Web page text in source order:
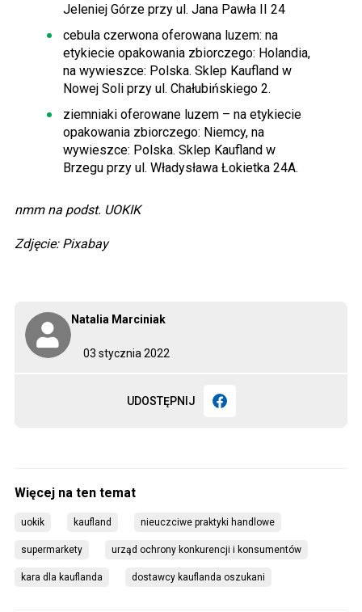
03 stycznia 2022
Natalia Marciniak
UDOSTĘPNIJ
Jeleniej Górze przy ul. Jana Pawła II 24
cebula czerwona oferowana luzem: na
etykiecie opakowania zbiorczego: Holandia,
na wywieszce: Polska. Sklep Kaufland w
Nowej Soli przy ul. Chałubińskiego 2.
ziemniaki oferowane luzem – na etykiecie
opakowania zbiorczego: Niemcy, na
wywieszce: Polska. Sklep Kaufland w
Brzegu przy ul. Władysława Łokietka 24A.
nmm na podst. UOKIK
Zdjęcie: Pixabay
uokik kaufland nieuczciwe praktyki handlowe
supermarkety urząd ochrony konkurencji i konsumentów
kara dla kauflanda dostawcy kauflanda oszukani